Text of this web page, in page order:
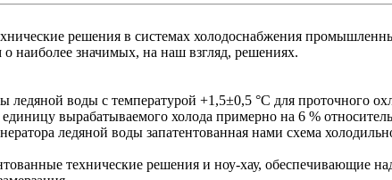
решения в системах холодоснабжения
наиболее значимых, на наш взгляд, решениях.
ледяной воды с температурой +1,5±0,5 °С для проточного
вырабатываемого холода примерно на 6 %
ледяной воды запатентованная нами схема
технические решения и ноу-хау, обеспечивающие